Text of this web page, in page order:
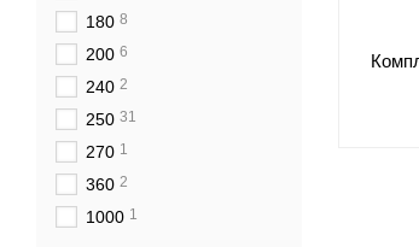
180 8
200 6
240 2
250 31
270 1
360 2
1000 1